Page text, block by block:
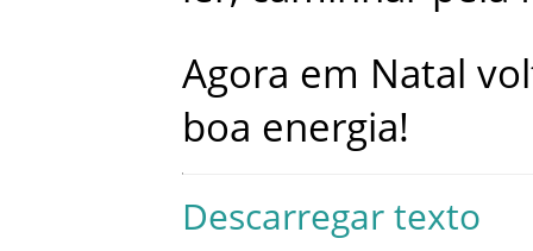
Agora em Natal
boa energia!
Descarregar texto